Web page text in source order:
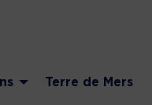
Terre de Mers